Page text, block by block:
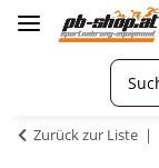
Zurück zur Liste